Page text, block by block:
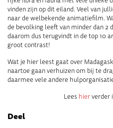
vinden zijn op dit eiland. Veel van
naar de welbekende animatieﬁlm.
de bevolking leeft van minder dan 2
daarom dus terugvindt in de top 10
groot contrast!
Wat je hier leest gaat over
naartoe gaan verhuizen om bij te
daarmee vele andere
Lees hierverder
Deel